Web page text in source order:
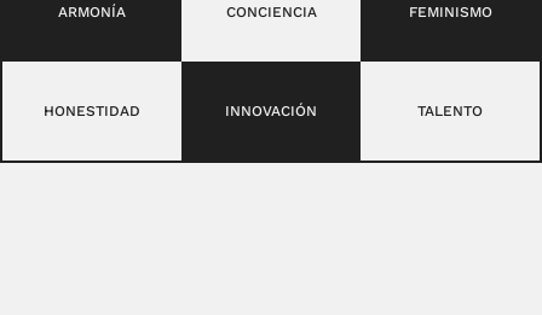
ARMONÍA CONCIENCIA FEMINISMO
HONESTIDAD INNOVACIÓN TALENTO